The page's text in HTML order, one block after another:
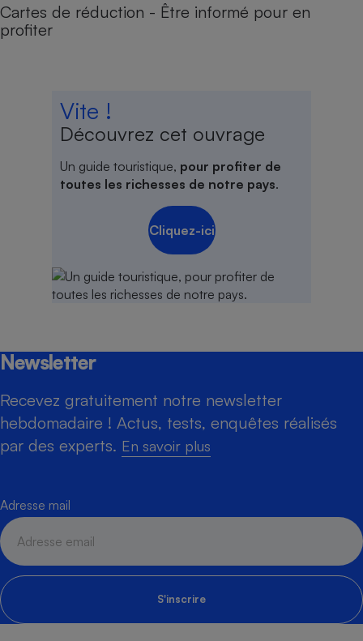
Cartes de réduction - Être informé pour en
profiter
Vite !
Découvrez cet ouvrage
Un guide touristique, pour profiter de
toutes les richesses de notre pays.
Cliquez-ici
Newsletter
Recevez gratuitement notre newsletter
hebdomadaire ! Actus, tests, enquêtes réalisés
par des experts. En savoir plus
Adresse mail
S'inscrire